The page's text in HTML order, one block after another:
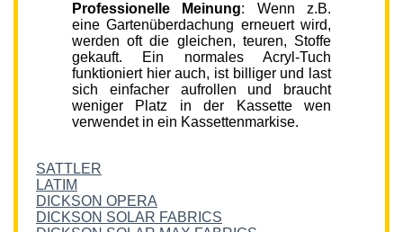
Professionelle Meinung: Wenn z.B.
eine Gartenüberdachung erneuert wird,
werden oft die gleichen, teuren, Stoffe
gekauft. Ein normales Acryl-Tuch
funktioniert hier auch, ist billiger und last
sich einfacher aufrollen und braucht
weniger Platz in der Kassette wen
verwendet in ein Kassettenmarkise.
SATTLER
LATIM
DICKSON OPERA
DICKSON SOLAR FABRICS